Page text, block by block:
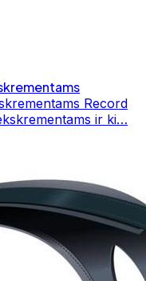
Record
ir ki…